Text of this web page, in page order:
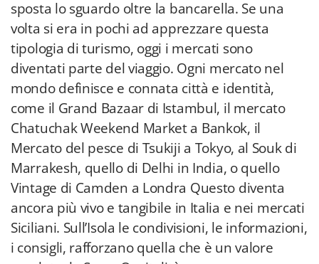
sposta lo sguardo oltre la bancarella. Se una
volta si era in pochi ad apprezzare questa
tipologia di turismo, oggi i mercati sono
diventati parte del viaggio. Ogni mercato nel
mondo definisce e connata città e identità,
come il Grand Bazaar di Istambul, il mercato
Chatuchak Weekend Market a Bankok, il
Mercato del pesce di Tsukiji a Tokyo, al Souk di
Marrakesh, quello di Delhi in India, o quello
Vintage di Camden a Londra Questo diventa
ancora più vivo e tangibile in Italia e nei mercati
Siciliani. Sull’Isola le condivisioni, le informazioni,
i consigli, rafforzano quella che è un valore